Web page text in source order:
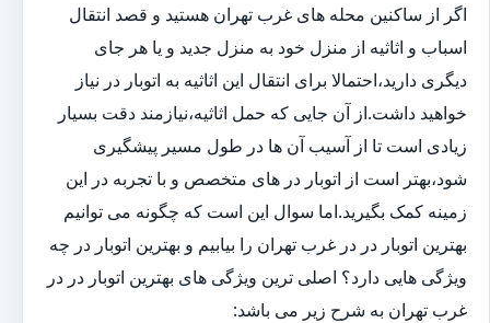
اگر از ساکنین محله های غرب تهران هستید و قصد انتقال
اسباب و اثاثیه از منزل خود به منزل جدید و یا هر جای
دیگری دارید،احتمالا برای انتقال این اثاثیه به اتوبار در نیاز
خواهید داشت.از آن جایی که حمل اثاثیه،نیازمند دقت بسیار
زیادی است تا از آسیب آن ها در طول مسیر پیشگیری
شود،بهتر است از اتوبار در های متخصص و با تجربه در این
زمینه کمک بگیرید.اما سوال این است که چگونه می توانیم
بهترین اتوبار در در غرب تهران را بیابیم و بهترین اتوبار در چه
ویژگی هایی دارد؟ اصلی ترین ویژگی های بهترین اتوبار در در
غرب تهران به شرح زیر می باشد: